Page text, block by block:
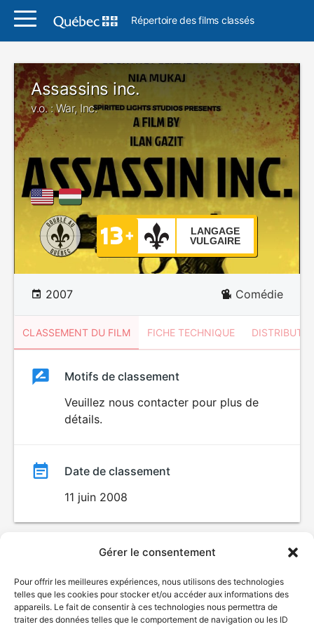
Gérer le consentement
Pour offrir les meilleures expériences, nous utilisons des technologies
telles que les cookies pour stocker et/ou accéder aux informations des
appareils. Le fait de consentir à ces technologies nous permettra de
traiter des données telles que le comportement de navigation ou les ID
Répertoire des films classés
Assassins inc.
v.o. : War, Inc.
LANGAGE
VULGAIRE
2007 Comédie
CLASSEMENT DU FILM FICHE TECHNIQUE
ClassementClassement
LANGAGE
Motifs de classement
Veuillez nous contacter pour plus de
détails.
Date de classement
11 juin 2008